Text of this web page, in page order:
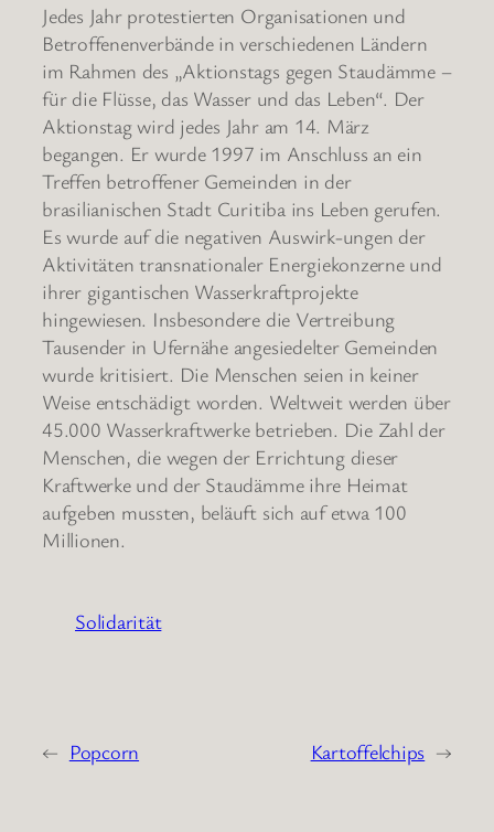
Jedes Jahr protestierten Organisationen und
Betroffenenverbände in verschiedenen Ländern
im Rahmen des „Aktionstags gegen Staudämme –
für die Flüsse, das Wasser und das Leben“. Der
Aktionstag wird jedes Jahr am 14. März
begangen. Er wurde 1997 im Anschluss an ein
Treffen betroffener Gemeinden in der
brasilianischen Stadt Curitiba ins Leben gerufen.
Es wurde auf die negativen Auswirk-ungen der
Aktivitäten transnationaler Energiekonzerne und
ihrer gigantischen Wasserkraftprojekte
hingewiesen. Insbesondere die Vertreibung
Tausender in Ufernähe angesiedelter Gemeinden
wurde kritisiert. Die Menschen seien in keiner
Weise entschädigt worden. Weltweit werden über
45.000 Wasserkraftwerke betrieben. Die Zahl der
Menschen, die wegen der Errichtung dieser
Kraftwerke und der Staudämme ihre Heimat
aufgeben mussten, beläuft sich auf etwa 100
Millionen.
Solidarität
← Popcorn Kartoffelchips →